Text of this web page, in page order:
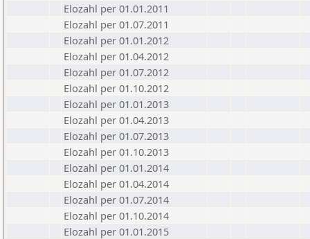
Elozahl per 01.01.2011
Elozahl per 01.07.2011
Elozahl per 01.01.2012
Elozahl per 01.04.2012
Elozahl per 01.07.2012
Elozahl per 01.10.2012
Elozahl per 01.01.2013
Elozahl per 01.04.2013
Elozahl per 01.07.2013
Elozahl per 01.10.2013
Elozahl per 01.01.2014
Elozahl per 01.04.2014
Elozahl per 01.07.2014
Elozahl per 01.10.2014
Elozahl per 01.01.2015